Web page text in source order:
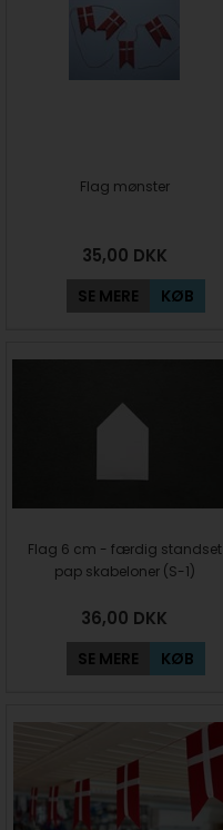
Flag mønster
35,00 DKK
SE MERE KØB
Flag 6 cm - færdig standset
pap skabeloner (S-1)
36,00 DKK
SE MERE KØB